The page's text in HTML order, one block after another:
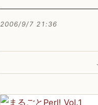
2006/9/7 21:36